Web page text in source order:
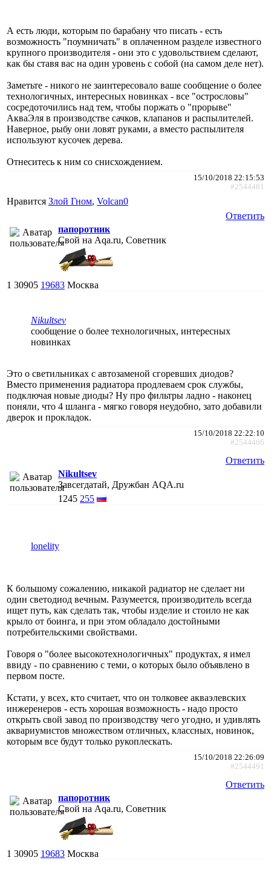
А есть люди, которым по барабану что писать - есть
возможность "поумничать" в оплаченном разделе известного
крупного производителя - они это с удовольствием сделают,
как бы ставя вас на один уровень с собой (на самом деле нет).
Заметьте - никого не заинтересовало ваше сообщение о более
технологичных, интересных новинках - все "острословы"
сосредоточились над тем, чтобы поржать о "прорыве"
АкваЭля в производстве сачков, клапанов и распылителей.
Наверное, рыбу они ловят руками, а вместо распылителя
используют кусочек дерева.
Отнеситесь к ним со снисхождением.
15/10/2018 22:15:53
#2544481
Нравится Злой Гном, Volcan0
Ответить
папоротник
Свой на Aqa.ru, Советник
1 30905 19683 Москва
Nikultsev
сообщение о более технологичных, интересных
новинках
Это о светильниках с автозаменой сгоревших диодов?
Вместо применения радиатора продлеваем срок службы,
подключая новые диоды? Ну про фильтры ладно - наконец
поняли, что 4 шланга - мягко говоря неудобно, зато добавили
дверок и прокладок.
15/10/2018 22:22:10
#2544486
Ответить
Nikultsev
Завсегдатай, Дружбан AQA.ru
1245 255
lonelity
К большому сожалению, никакой радиатор не сделает ни
один светодиод вечным. Разумеется, производитель всегда
ищет путь, как сделать так, чтобы изделие и стоило не как
крыло от боинга, и при этом обладало достойными
потребительскими свойствами.
Говоря о "более высокотехнологичных" продуктах, я имел
ввиду - по сравнению с теми, о которых было объявлено в
первом посте.
Кстати, у всех, кто считает, что он толковее акваэлевских
инжеренеров - есть хорошая возможность - надо просто
открыть свой завод по производству чего угодно, и удивлять
аквариумистов множеством отличных, классных, новинок,
которым все будут только рукоплескать.
15/10/2018 22:26:09
#2544491
Ответить
папоротник
Свой на Aqa.ru, Советник
1 30905 19683 Москва